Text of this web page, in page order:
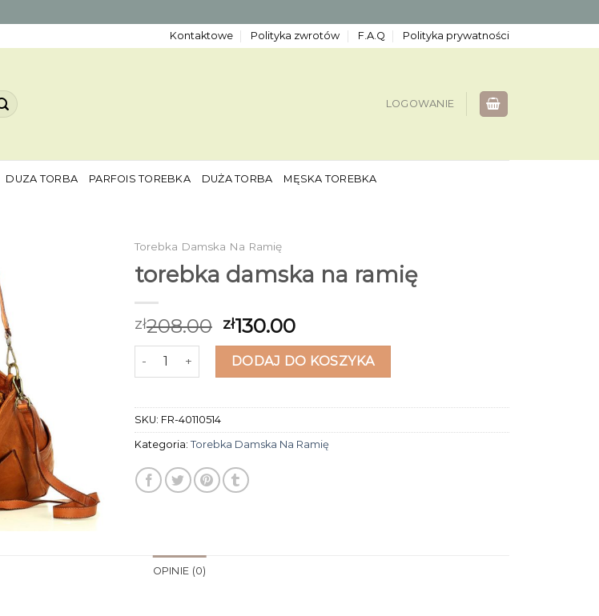
Kontaktowe Polityka zwrotów F.A.Q Polityka prywatności
LOGOWANIE
DUZA TORBA PARFOIS TOREBKA DUŻA TORBA MĘSKA TOREBKA
Torebka Damska Na Ramię
torebka damska na ramię
zł208.00 zł130.00
ilość torebka damska na ramię
DODAJ DO KOSZYKA
SKU: FR-40110514
Kategoria: Torebka Damska Na Ramię
OPINIE (0)